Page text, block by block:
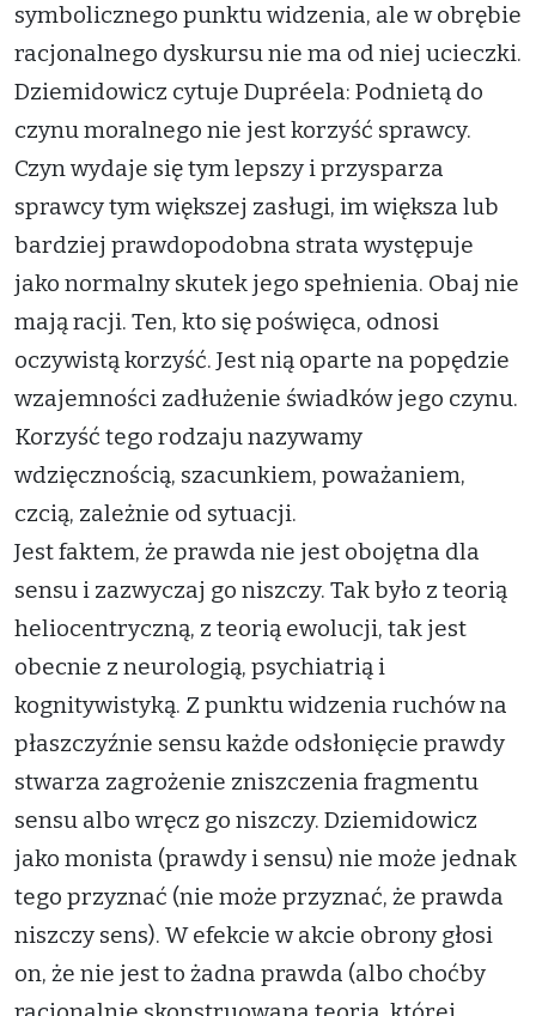
symbolicznego punktu widzenia, ale w obrębie
racjonalnego dyskursu nie ma od niej ucieczki.
Dziemidowicz cytuje Dupréela: Podnietą do
czynu moralnego nie jest korzyść sprawcy.
Czyn wydaje się tym lepszy i przysparza
sprawcy tym większej zasługi, im większa lub
bardziej prawdopodobna strata występuje
jako normalny skutek jego spełnienia. Obaj nie
mają racji. Ten, kto się poświęca, odnosi
oczywistą korzyść. Jest nią oparte na popędzie
wzajemności zadłużenie świadków jego czynu.
Korzyść tego rodzaju nazywamy
wdzięcznością, szacunkiem, poważaniem,
czcią, zależnie od sytuacji.
Jest faktem, że prawda nie jest obojętna dla
sensu i zazwyczaj go niszczy. Tak było z teorią
heliocentryczną, z teorią ewolucji, tak jest
obecnie z neurologią, psychiatrią i
kognitywistyką. Z punktu widzenia ruchów na
płaszczyźnie sensu każde odsłonięcie prawdy
stwarza zagrożenie zniszczenia fragmentu
sensu albo wręcz go niszczy. Dziemidowicz
jako monista (prawdy i sensu) nie może jednak
tego przyznać (nie może przyznać, że prawda
niszczy sens). W efekcie w akcie obrony głosi
on, że nie jest to żadna prawda (albo choćby